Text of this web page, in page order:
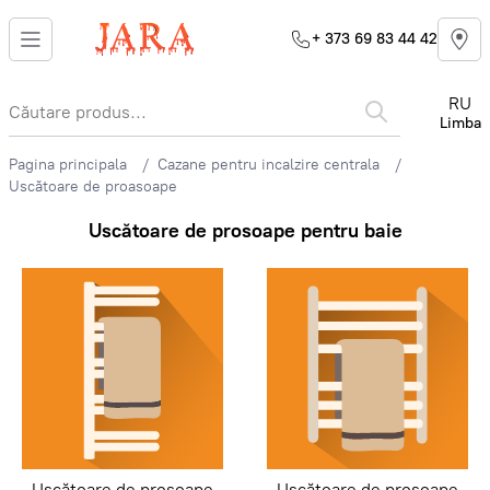
+ 373 69 83 44 42
RU
Limba
Pagina principala
Cazane pentru incalzire centrala
Uscătoare de proasoape
Uscătoare de prosoape pentru baie